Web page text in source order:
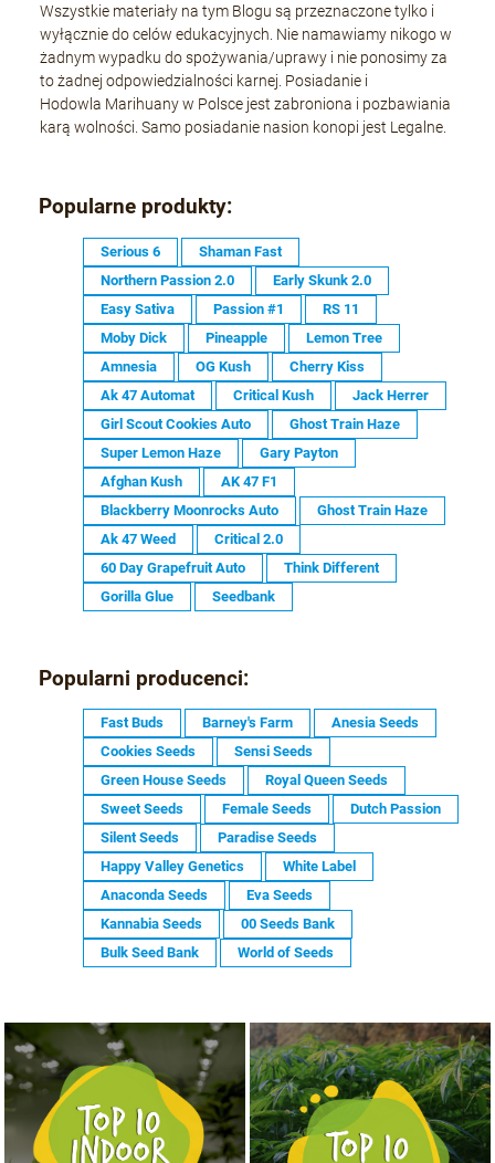
Wszystkie materiały na tym Blogu są przeznaczone tylko i
wyłącznie do celów edukacyjnych. Nie namawiamy nikogo w
żadnym wypadku do spożywania/uprawy i nie ponosimy za
to żadnej odpowiedzialności karnej. Posiadanie i
Hodowla Marihuany w Polsce jest zabroniona i pozbawiania
karą wolności. Samo posiadanie nasion konopi jest Legalne.
Popularne produkty:
Serious 6
Shaman Fast
Northern Passion 2.0
Early Skunk 2.0
Easy Sativa
Passion #1
RS 11
Moby Dick
Pineapple
Lemon Tree
Amnesia
OG Kush
Cherry Kiss
Ak 47 Automat
Critical Kush
Jack Herrer
Girl Scout Cookies Auto
Ghost Train Haze
Super Lemon Haze
Gary Payton
Afghan Kush
AK 47 F1
Blackberry Moonrocks Auto
Ghost Train Haze
Ak 47 Weed
Critical 2.0
60 Day Grapefruit Auto
Think Different
Gorilla Glue
Seedbank
Popularni producenci:
Fast Buds Barney's Farm
Anesia Seeds
Cookies Seeds
Sensi Seeds
Green House Seeds
Royal Queen Seeds
Sweet Seeds
Female Seeds
Dutch Passion
Silent Seeds
Paradise Seeds
Happy Valley Genetics
White Label
Anaconda Seeds
Eva Seeds
Kannabia Seeds
00 Seeds Bank
Bulk Seed Bank
World of Seeds
NASIONA MARIHUANY TOP 10 INDOOR
KUP TERAZ NASIONA MARIHUANY TOP 10 OUTDOOR
KUP TERAZ